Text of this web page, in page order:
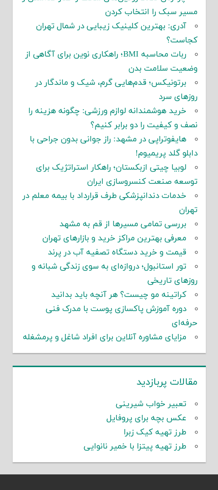
مسیر سبک را انتخاب کردن
آدری: بهترین کلینیک زیبایی در شمال تهران
کجاست؟
ربات محاسبه BMI؛ راهکاری نوین برای آگاهی از
وضعیت سلامت بدن
برتونیکس؛ قدم‌هایی گرم، شیک و ماندگار در
روزهای سرد
خرید هوشمندانه لوازم ورزشی: چگونه هزینه را
نصف و کیفیت را دو برابر کنیم؟
هایفوتراپی در مشهد: راز جوانی بدون جراحی با
دابلو گلد پریمیوم!
لوبیا چیتی ازبکستان؛ راهکار استراتژیک برای
توسعه صنعت کنسروسازی ایران
خدمات دندانپزشکی طرف قرارداد با بیمه معلم در
تهران
بررسی تمامی مسیرها از قم به مشهد
معرفی بهترین مراکز خرید و بازارهای تهران
قیمت و خرید دستگاه تصفیه آب در پرند
تور استانبول؛ دروازه‌ای به سوی زندگی شبانه و
روزهای تاریخی
کراتینه مو چیست؟ هر آنچه باید بدانید
دوره آموزش پاکسازی پوست با مدرک فنی
حرفه‌ای
مزایای مشاوره آنلاین برای افراد شاغل و پرمشغله
مقالات پربازدید
تعبیر خواب شیرینی
عکس بچه برای پروفایل
طرز تهیه کیک زبرا
طرز تهیه پیتزا با خمیر نانوایی